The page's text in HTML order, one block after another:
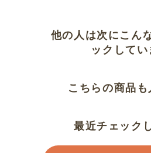
他の人は次にこん
ックしてい
こちらの商品も
最近チェック